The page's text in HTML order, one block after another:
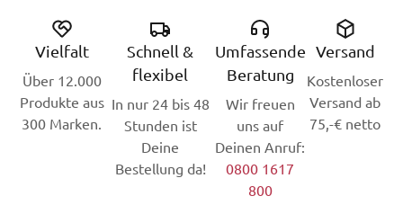
Vielfalt
Über 12.000
Produkte aus
300 Marken.
Schnell &
flexibel
In nur 24 bis 48
Stunden ist
Deine
Bestellung da!
Umfassende
Beratung
Wir freuen
uns auf
Deinen Anruf:
0800 1617
800
Versand
Kostenloser
Versand ab
75,-€ netto